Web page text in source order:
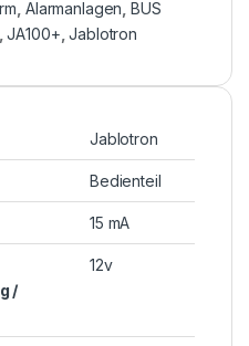
Alarmanlagen BUS
,JA100+ ,Jablotron
Jablotron
Bedienteil
15 mA
/
12v